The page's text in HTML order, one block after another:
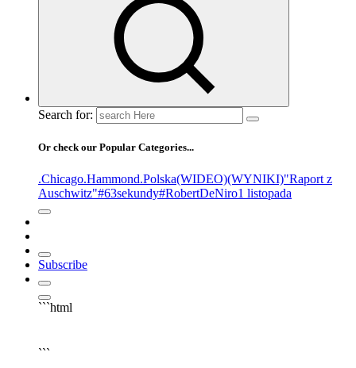
Search for:
Or check our Popular Categories...
.Chicago.Hammond.Polska(WIDEO)(WYNIKI)"Raport z
Auschwitz"#63sekundy#RobertDeNiro1 listopada
Subscribe
```html
```